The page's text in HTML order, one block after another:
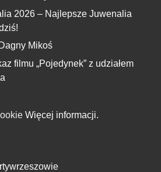
2026 – Najlepsze Juwenalia
Mikoś
filmu „Pojedynek” z udziałem
Więcej informacji.